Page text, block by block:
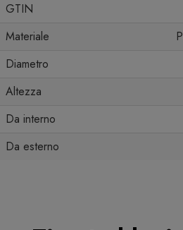
GTIN
Materiale
Diametro
Altezza
Da interno
Da esterno